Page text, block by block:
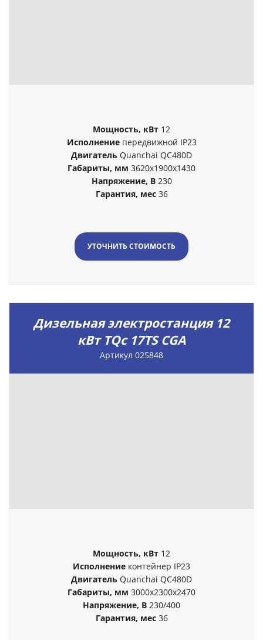
Мощность, кВт 12
Исполнение передвижной IP23
Двигатель Quanchai QC480D
Габариты, мм 3620x1900x1430
Напряжение, В230
Гарантия, мес 36
УТОЧНИТЬ СТОИМОСТЬ
Дизельная электростанция 12
кВт TQc 17TS CGA
Артикул 025848
Мощность, кВт 12
Исполнение контейнер IP23
Двигатель Quanchai QC480D
Габариты, мм 3000x2300x2470
Напряжение, В 230/400
Гарантия, мес 36